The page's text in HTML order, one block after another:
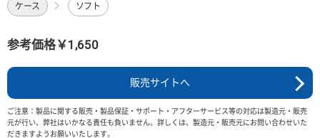
ケース ソフト
参考価格￥1,650
販売サイトへ
ご注意：製品に関する販売・製品保証・サポート・アフターサービス等の対応は製造元・販売
元が行い、弊社はいかなる責任も負いません。詳しくは、製造元・販売元にお問い合わせいた
だきますようお願いいたします。